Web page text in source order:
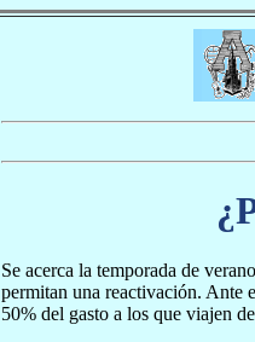
Se acerca la temporada de
permitan una reactivación. Ante
50% del gasto a los que viajen